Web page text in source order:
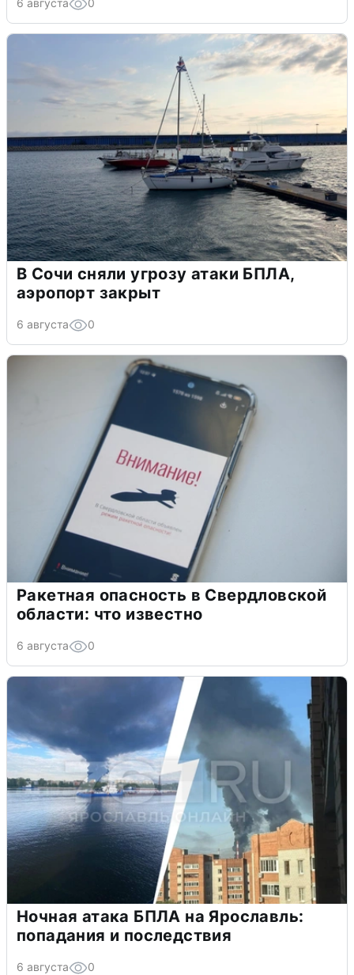
В Сочи сняли угрозу атаки БПЛА,
аэропорт закрыт
6 августа 0
Ракетная опасность в Свердловской
области: что известно
6 августа 0
Ночная атака БПЛА на Ярославль:
попадания и последствия
6 августа 0